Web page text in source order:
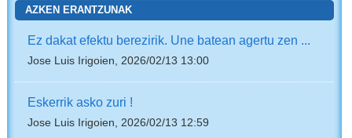
AZKEN ERANTZUNAK
Ez dakat efektu berezirik. Une batean agertu zen ...
Jose Luis Irigoien, 2026/02/13 13:00
Eskerrik asko zuri !
Jose Luis Irigoien, 2026/02/13 12:59